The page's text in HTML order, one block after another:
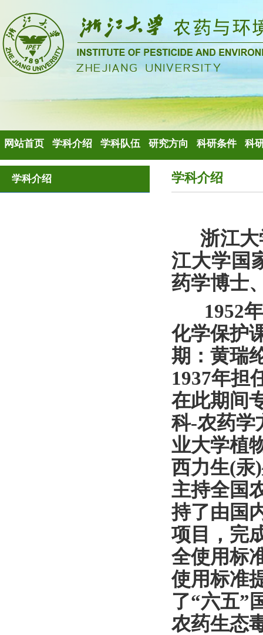
网站首页 学科介绍 学科队伍 研究方向 科研条件 科
学科介绍 学科介绍
浙江
江大学国
药学博士
1952
化学保护
期： 黄瑞
1937年担
在此期间
科-农药学
业大学植
西力生(汞
主持全国
持了由国
项目，完
全使用标
使用标准
了“六五”
农药生态